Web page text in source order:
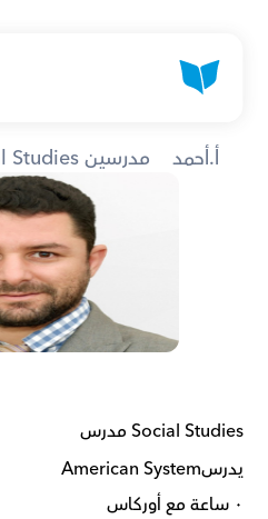
Social Studies مدرسين أ.أحمد
Social Studies مدرس
يدرسAmerican System
٠ ساعة مع أوركاس